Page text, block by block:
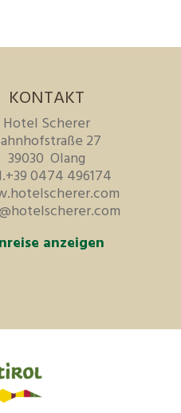
KONTAKT
Hotel Scherer
27
39030 Olang
+39 0474 496174
anzeigen